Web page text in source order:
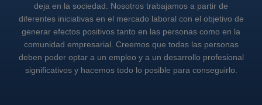
deja en la sociedad. Nosotros trabajamos a partir de
diferentes iniciativas en el mercado laboral con el objetivo de
generar efectos positivos tanto en las personas como en la
comunidad empresarial. Creemos que todas las personas
deben poder optar a un empleo y a un desarrollo profesional
significativos y hacemos todo lo posible para conseguirlo.